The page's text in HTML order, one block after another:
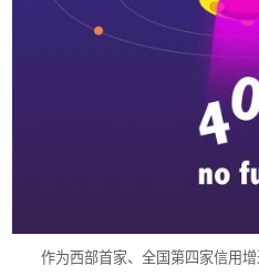
作为西部首家、全国第四家信用